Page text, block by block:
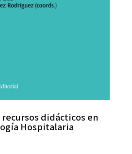
didácticos en
Hospitalaria